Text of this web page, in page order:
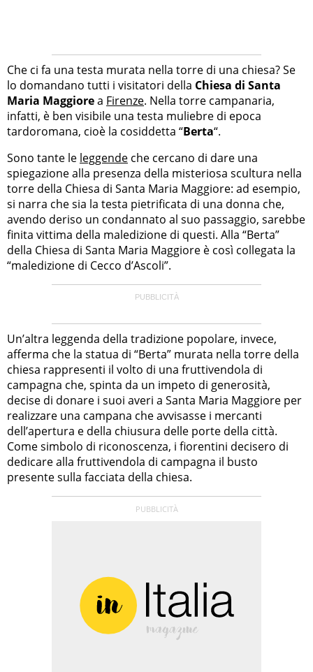
Che ci fa una testa murata nella torre di una chiesa? Se
lo domandano tutti i visitatori della Chiesa di Santa
Maria Maggiorea Firenze. Nella torre campanaria,
infatti, è ben visibile una testa muliebre di epoca
tardoromana, cioè la cosiddetta “Berta“.
Sono tante le leggende che cercano di dare una
spiegazione alla presenza della misteriosa scultura nella
torre della Chiesa di Santa Maria Maggiore: ad esempio,
si narra che sia la testa pietrificata di una donna che,
avendo deriso un condannato al suo passaggio, sarebbe
finita vittima della maledizione di questi. Alla “Berta”
della Chiesa di Santa Maria Maggiore è così collegata la
“maledizione di Cecco d’Ascoli”.
Un’altra leggenda della tradizione popolare, invece,
afferma che la statua di “Berta” murata nella torre della
chiesa rappresenti il volto di una fruttivendola di
campagna che, spinta da un impeto di generosità,
decise di donare i suoi averi a Santa Maria Maggiore per
realizzare una campana che avvisasse i mercanti
dell’apertura e della chiusura delle porte della città.
Come simbolo di riconoscenza, i fiorentini decisero di
dedicare alla fruttivendola di campagna il busto
presente sulla facciata della chiesa.